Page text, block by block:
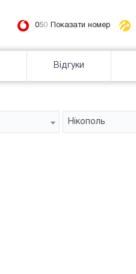
050 Показати номер
Відгуки
Нікополь